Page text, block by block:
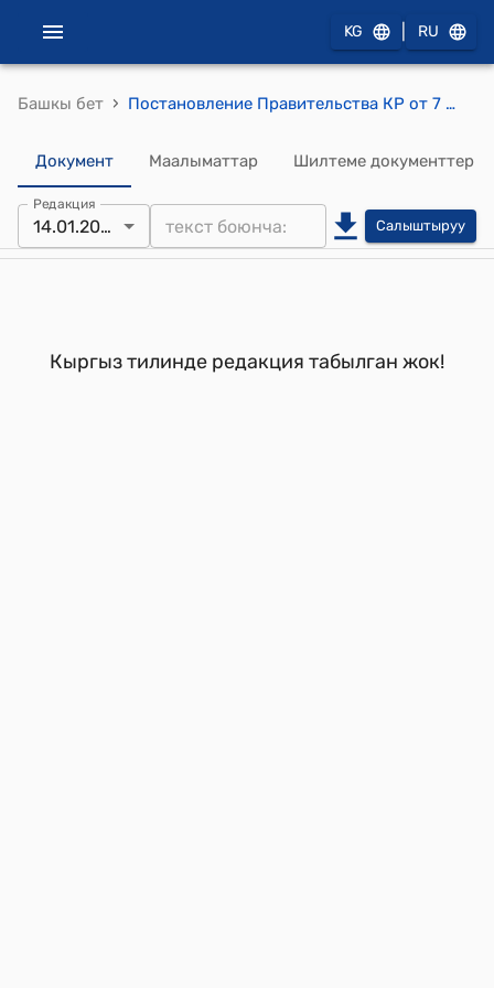
KG RU
Башкы бет › Постановление Правительства КР от 7 февраля 1995 года №30 "Об итогах исполнения государственного бюджета за 1994 год и задачах на 1995 год"
Документ Маалыматтар Шилтеме документтер
Редакция
14.01.2022 Салыштыруу
Кыргыз тилинде редакция табылган жок!